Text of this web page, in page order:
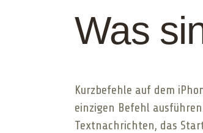
Was
Kurzbefehle auf dem
einzigen Befehl
Textnachrichten, das